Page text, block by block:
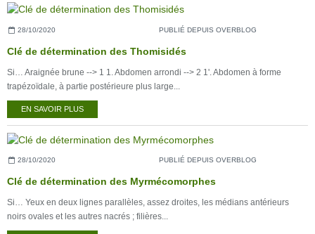
28/10/2020 PUBLIÉ DEPUIS OVERBLOG
Clé de détermination des Thomisidés
Si… Araignée brune --> 1 1. Abdomen arrondi --> 2 1'. Abdomen à forme
trapézoïdale, à partie postérieure plus large...
EN SAVOIR PLUS
28/10/2020 PUBLIÉ DEPUIS OVERBLOG
Clé de détermination des Myrmécomorphes
Si… Yeux en deux lignes parallèles, assez droites, les médians antérieurs
noirs ovales et les autres nacrés ; filières...